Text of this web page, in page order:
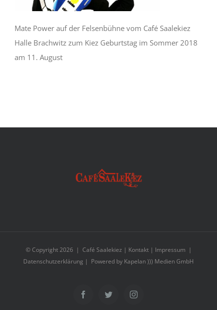
Mate Power auf der Felsenbühne vom Café Saalekiez
Halle Brachwitz zum Kiez Geburtstag im Sommer 2018
am 11. August
© Copyright2026 | Café Saalekiez | Kontakt| Impressum |
Datenschutzerklärung | Powered by Kapelan ))) Medien GmbH
FacebookTwitter Instagram